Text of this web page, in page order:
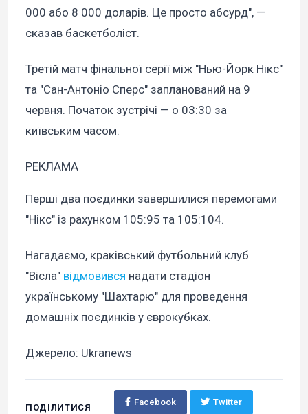
000 або 8 000 доларів. Це просто абсурд", —
сказав баскетболіст.
Третій матч фінальної серії між "Нью-Йорк Нікс"
та "Сан-Антоніо Сперс" запланований на 9
червня. Початок зустрічі — о 03:30 за
київським часом.
РЕКЛАМА
Перші два поєдинки завершилися перемогами
"Нікс" із рахунком 105:95 та 105:104.
Нагадаємо, краківський футбольний клуб
"Вісла" відмовився надати стадіон
українському "Шахтарю" для проведення
домашніх поєдинків у єврокубках.
Джерело: Ukranews
ПОДІЛИТИСЯ
Facebook Twitter